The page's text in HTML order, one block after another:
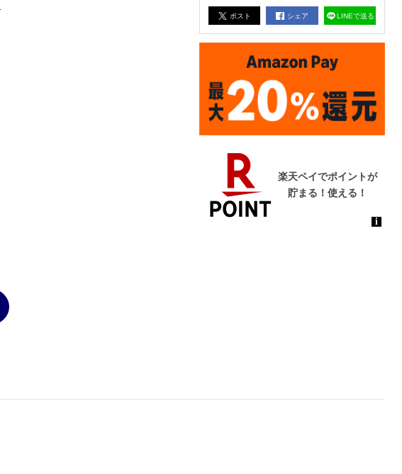
ポスト シェア LINEで送る